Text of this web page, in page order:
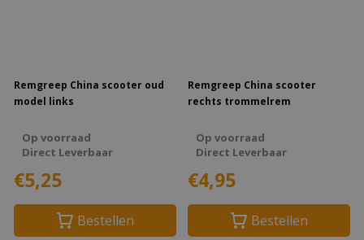
Remgreep China scooter oud
model links
Op voorraad
Direct Leverbaar
€5,25
Bestellen
Remgreep China scooter
rechts trommelrem
Op voorraad
Direct Leverbaar
€4,95
Bestellen